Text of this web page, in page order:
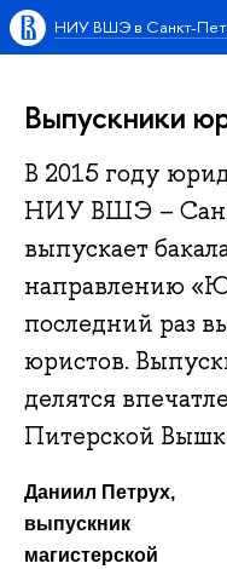
НИУ ВШЭ в Санкт-
Выпускники
В 2015 году
НИУ ВШЭ –
выпускает
направлению
последний раз
юристов.
делятся
Питерской
Даниил Петрух,
выпускник
магистерской